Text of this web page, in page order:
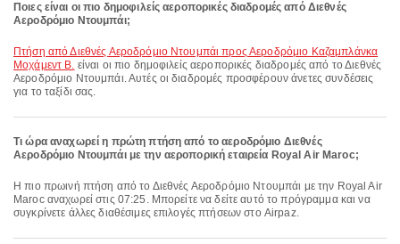
Ποιες είναι οι πιο δημοφιλείς αεροπορικές διαδρομές από Διεθνές
Αεροδρόμιο Ντουμπάι;
πτήση από Διεθνές Αεροδρόμιο Ντουμπάι προς Αεροδρόμιο Καζαμπλάνκα
Μοχάμεντ Β. είναι οι πιο δημοφιλείς αεροπορικές διαδρομές από το Διεθνές
Αεροδρόμιο Ντουμπάι. Αυτές οι διαδρομές προσφέρουν άνετες συνδέσεις
για το ταξίδι σας.
Τι ώρα αναχωρεί η πρώτη πτήση από το αεροδρόμιο Διεθνές
Αεροδρόμιο Ντουμπάι με την αεροπορική εταιρεία Royal Air Maroc;
Η πιο πρωινή πτήση από το Διεθνές Αεροδρόμιο Ντουμπάι με την Royal Air
Maroc αναχωρεί στις 07:25. Μπορείτε να δείτε αυτό το πρόγραμμα και να
συγκρίνετε άλλες διαθέσιμες επιλογές πτήσεων στο Airpaz.